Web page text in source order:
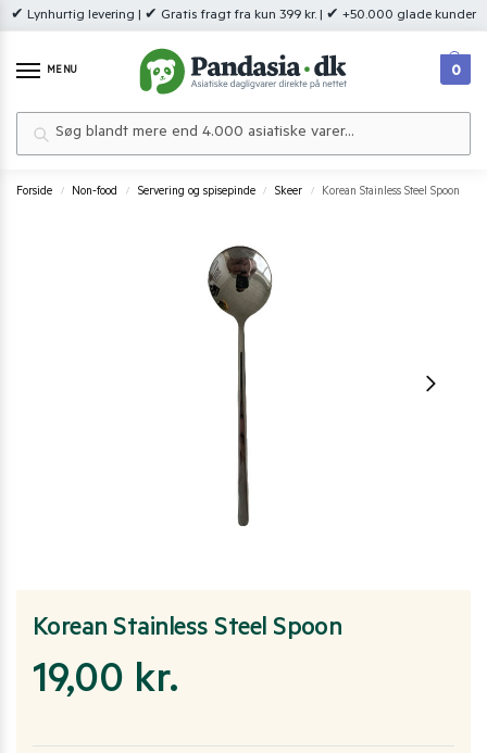
✔ Lynhurtig levering | ✔ Gratis fragt fra kun 399 kr. | ✔ +50.000 glade kunder
MENU 0
Forside / Non-food / Servering og spisepinde / Skeer / Korean Stainless Steel Spoon
Korean Stainless Steel Spoon
19,00 kr.